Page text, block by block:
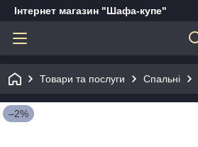
Інтернет магазин "Шафа-купе"
Товари та послуги Спальні
–2%